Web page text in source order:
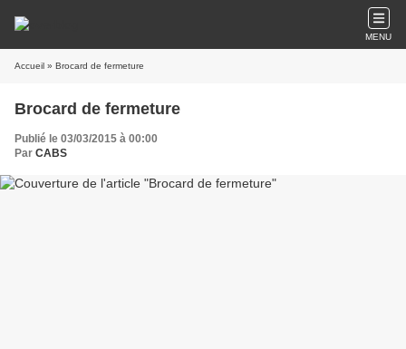
MENU
Accueil » Brocard de fermeture
Brocard de fermeture
Publié le 03/03/2015 à 00:00
Par CABS